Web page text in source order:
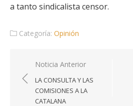
a tanto sindicalista censor.
Categoría: Opinión
Navegación
de
entradas
Noticia Anterior
LA CONSULTA Y LAS
COMISIONES A LA
CATALANA